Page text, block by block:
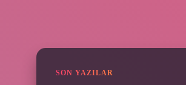
SON YAZILAR